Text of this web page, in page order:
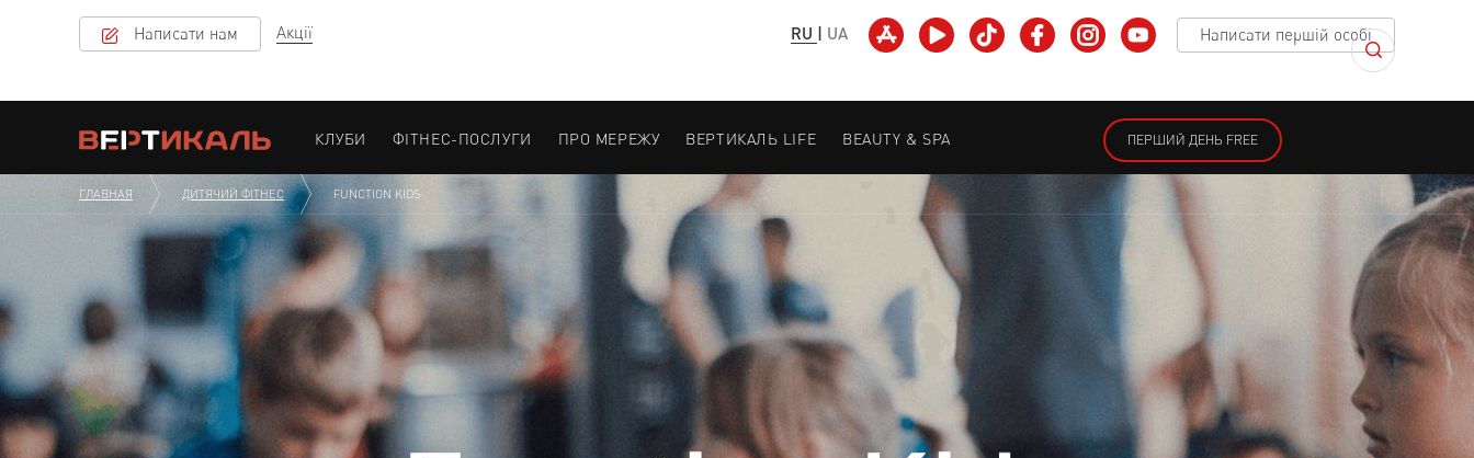
Написати нам Акції RU | UA Написати першій особі
КЛУБИ ФІТНЕС-ПОСЛУГИ ПРО МЕРЕЖУ ВЕРТИКАЛЬ LIFE BEAUTY & SPA ПЕРШИЙ ДЕНЬ FREE
ГЛАВНАЯ ДИТЯЧИЙ ФІТНЕС FUNCTION KIDS